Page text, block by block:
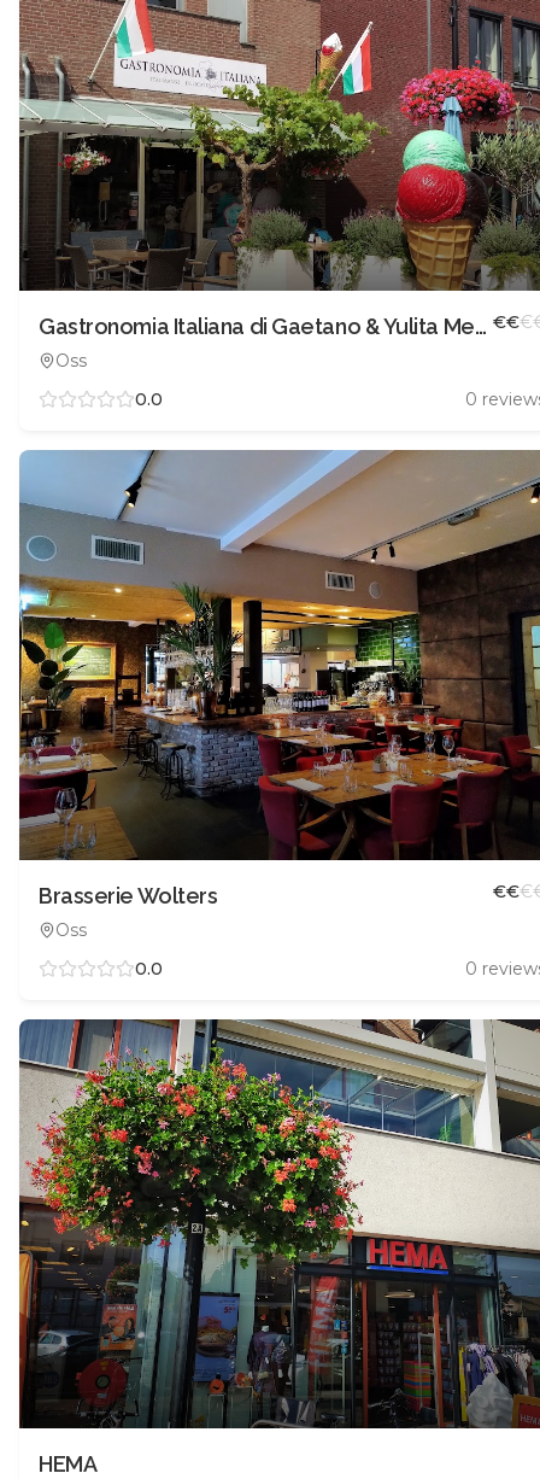
Gastronomia Italiana di Gaetano & Yulita Mercurio
Oss
€€€
0.0 0
Brasserie Wolters
Oss
€€€
0.0 0
HEMA